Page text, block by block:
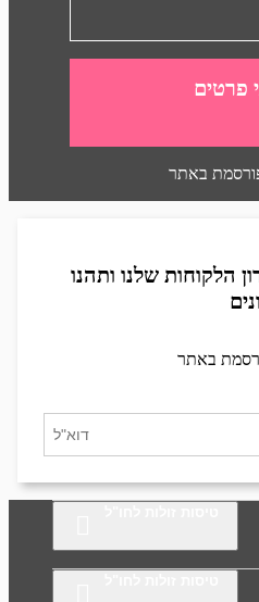
פרטים
באתר
הלקוחות שלנו ותהנו
באתר